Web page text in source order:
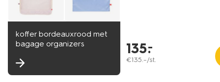
koffer bordeauxrood met
bagage organizers
135.
–
€135.–/st.